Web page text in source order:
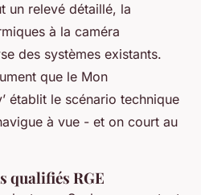
un relevé détaillé, la
à la caméra
des systèmes existants.
que le Mon
établit le scénario technique
à vue - et on court au
qualifiés RGE